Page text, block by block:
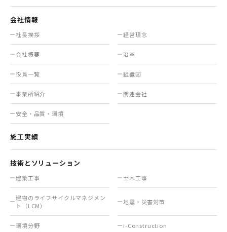
会社情報
社長挨拶 経営理念
会社概要 沿革
役員一覧 組織図
事業所紹介 関連会社
安全・品質・環境
施工実績
技術とソリューション
建築工事 土木工事
建物のライフサイクルマネジメン
ト（LCM）
地震・災害対策
環境分野 i-Construction